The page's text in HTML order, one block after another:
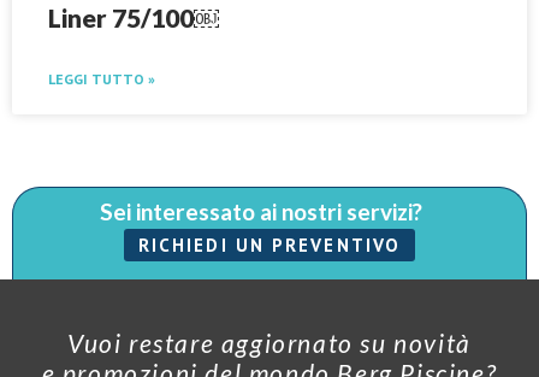
Liner 75/100￼
LEGGI TUTTO »
Sei interessato ai nostri servizi?
RICHIEDI UN PREVENTIVO
Vuoi restare aggiornato su novità